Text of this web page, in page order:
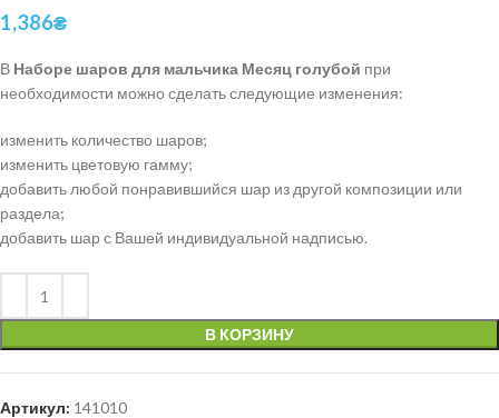
1,386₴
В Наборе шаров для мальчика Месяц голубой при
необходимости можно сделать следующие изменения:
изменить количество шаров;
изменить цветовую гамму;
добавить любой понравившийся шар из другой композиции или
раздела;
добавить шар с Вашей индивидуальной надписью.
В КОРЗИНУ
Артикул: 141010